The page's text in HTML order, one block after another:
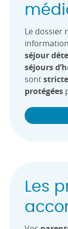
Le dossier
séjour
séjours
sont
protégées
Les